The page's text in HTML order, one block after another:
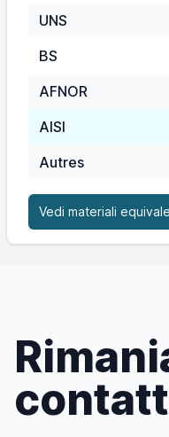
UNS
BS
AFNOR
AISI
Autres
Vedi materiali